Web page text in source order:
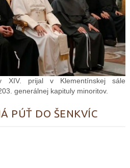
prijal v Klementínskej sále
generálnej kapituly minoritov.
PÚŤ DO ŠENKVÍC